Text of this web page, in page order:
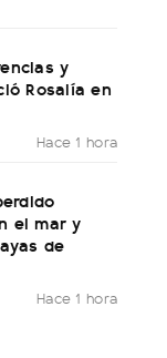
y
Rosalía en
Hace 1 hora
el mar y
de
Hace 1 hora